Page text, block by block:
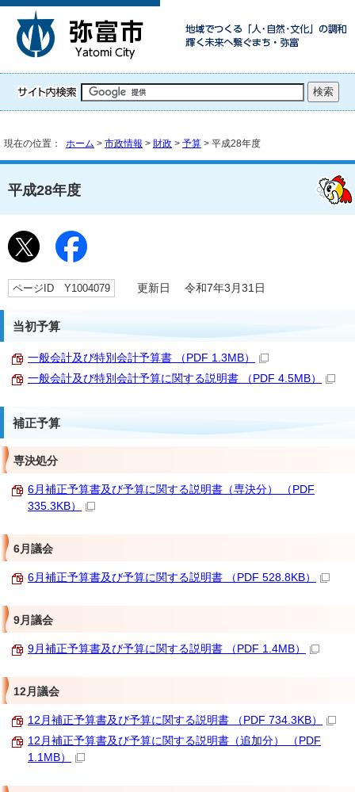
現在の位置： ホーム > 市政情報 > 財政 > 予算 > 平成28年度
平成28年度
ページID Y1004079 更新日 令和7年3月31日
当初予算
一般会計及び特別会計予算書 （PDF 1.3MB）
一般会計及び特別会計予算に関する説明書 （PDF 4.5MB）
補正予算
専決処分
6月補正予算書及び予算に関する説明書（専決分） （PDF
335.3KB）
6月議会
6月補正予算書及び予算に関する説明書 （PDF 528.8KB）
9月議会
9月補正予算書及び予算に関する説明書 （PDF 1.4MB）
12月議会
12月補正予算書及び予算に関する説明書 （PDF 734.3KB）
12月補正予算書及び予算に関する説明書（追加分） （PDF
1.1MB）